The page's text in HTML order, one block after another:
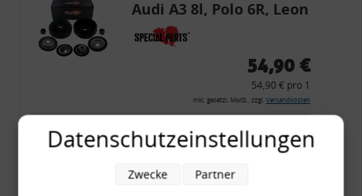
Audi A3 8l, Polo 6R, Leon
54,90 €
54,90 € pro 1
inkl. gesetzl. MwSt., zzgl. Versandkosten
Merkzettel
Datenschutzeinstellungen
Zwecke Partner